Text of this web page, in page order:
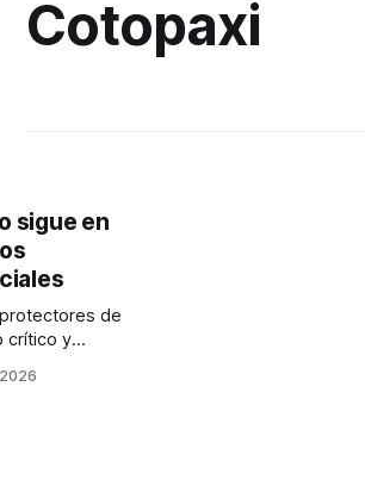
Cotopaxi
sigue en
de
crítico y
¿Qué falló